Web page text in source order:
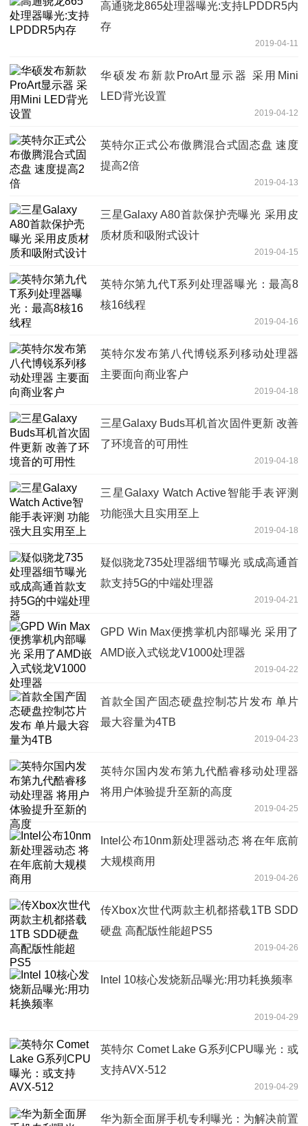
高通骁龙865处理器曝光:支持LPDDR5内
存
2019-04-11
华硕发布新款ProArt显示器 采用Mini
LED背光设置
2019-04-12
英特尔正式公布傲腾混合式固态盘 速度
提高2倍
2019-04-13
三星Galaxy A80首款保护壳曝光 采用皮
质材质和吸附式设计
2019-04-15
英特尔第九代T系列处理器曝光：最高8
核16线程
2019-04-16
英特尔发布第八代博锐系列移动处理器
主要面向商业客户
2019-04-18
三星Galaxy Buds耳机首次固件更新 改善
了环境音的可用性
2019-04-18
三星Galaxy Watch Active智能手表评测
功能强大且实用至上
2019-04-18
疑似骁龙735处理器细节曝光 或成高通首
款支持5G的中端处理器
2019-04-21
GPD Win Max便携掌机内部曝光 采用了
AMD嵌入式锐龙V1000处理器
2019-04-22
首款全国产固态硬盘控制芯片发布 单片
最大容量为4TB
2019-04-23
英特尔国内发布第九代酷睿移动处理器
将用户体验提升至新的高度
2019-04-25
Intel公布10nm新处理器动态 将在年底前
大规模商用
2019-04-26
传Xbox次世代两款主机都搭载1TB SDD
硬盘 高配版性能超PS5
2019-04-26
Intel 10核心发烧新品曝光:用功耗换频率
2019-04-29
英特尔 Comet Lake G系列CPU曝光：或
支持AVX-512
2019-04-29
华为新全面屏手机专利曝光：为解决前置